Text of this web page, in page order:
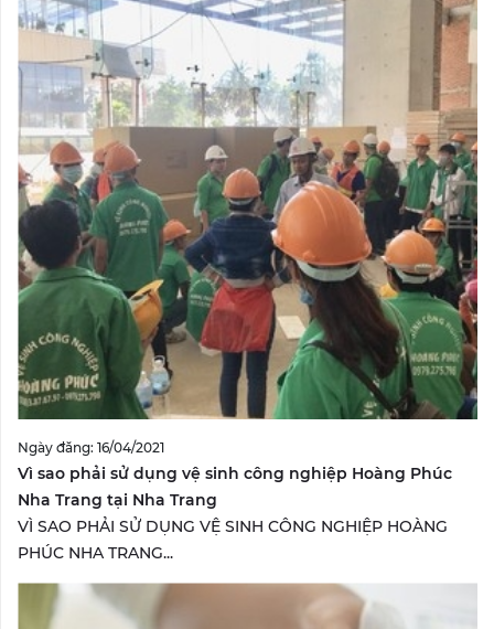
Ngày đăng: 16/04/2021
Vì sao phải sử dụng vệ sinh công nghiệp Hoàng Phúc
Nha Trang tại Nha Trang
VÌ SAO PHẢI SỬ DỤNG VỆ SINH CÔNG NGHIỆP HOÀNG
PHÚC NHA TRANG...